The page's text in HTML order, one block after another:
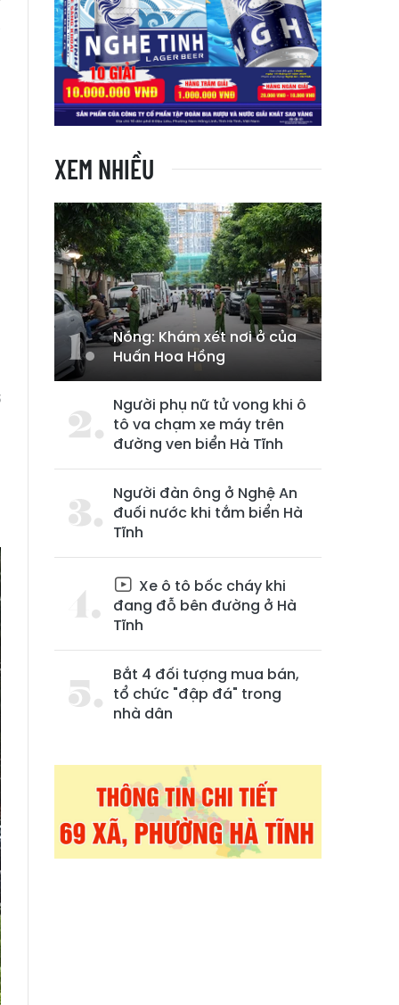
XEM NHIỀU
Nóng: Khám xét nơi ở của
Huấn Hoa Hồng
Người phụ nữ tử vong khi ô
tô va chạm xe máy trên
đường ven biển Hà Tĩnh
Người đàn ông ở Nghệ An
đuối nước khi tắm biển Hà
Tĩnh
Xe ô tô bốc cháy khi
đang đỗ bên đường ở Hà
Tĩnh
Bắt 4 đối tượng mua bán,
tổ chức "đập đá" trong
nhà dân